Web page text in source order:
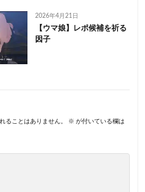
2026年4月21日
【ウマ娘】レポ候補を祈る
因子
ることはありません。 ※ が付いている欄は